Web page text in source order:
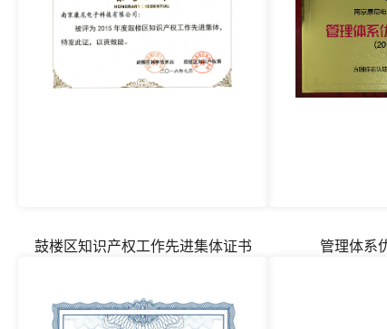
鼓楼区知识产权工作先进集体证书 管理体系